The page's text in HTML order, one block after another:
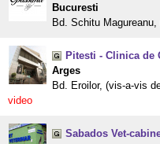
Bucuresti
Bd. Schitu
Pitesti - Clinica de
Arges
Bd. Eroilor, (vis-a-vis
video
Sabados Vet-